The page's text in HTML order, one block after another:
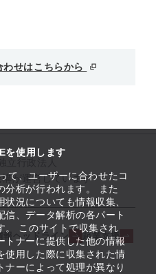
を使用します
て、ユーザーに合わせたコ
分析が行われます。 また
況についても情報収集、
信、データ解析の各パート
。 このサイトで収集され
トナーに提供した他の情報
使用した際に収集された情
ーによって処理が異なり
せはこちらから
が運営しています
報ヘッドライン
起業支援